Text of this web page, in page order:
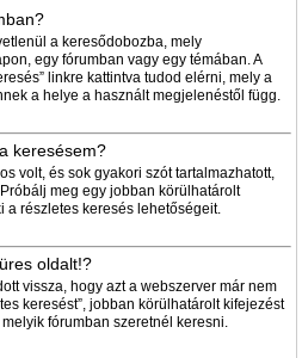
a keresődobozba, mely
egy fórumban vagy egy témában. A
linkre kattintva tudod elérni, mely a
a helye a használt megjelenéstől függ.
keresésem?
volt, és sok gyakori szót tartalmazhatott,
meg egy jobban körülhatárolt
a részletes keresés lehetőségeit.
oldalt!?
vissza, hogy azt a webszerver már nem
keresést”, jobban körülhatárolt kifejezést
fórumban szeretnél keresni.